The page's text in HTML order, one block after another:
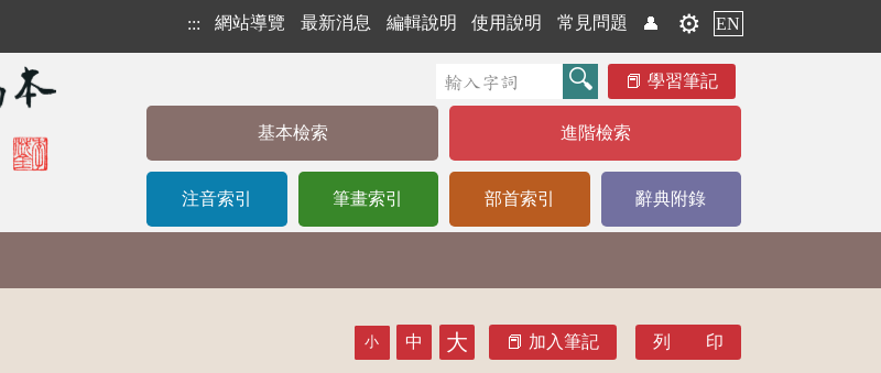
::: 網站導覽 最新消息 編輯說明 使用說明 常見問題 👤 ⚙️ EN
學習筆記
基本檢索 進階檢索
注音索引 筆畫索引 部首索引 辭典附錄
小 中 大 加入筆記 列 印